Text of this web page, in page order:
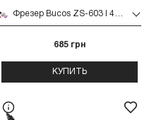
Фрезер Bucos ZS-603 l 45W35000 про (Silver Steel)
685 грн
КУПИТЬ